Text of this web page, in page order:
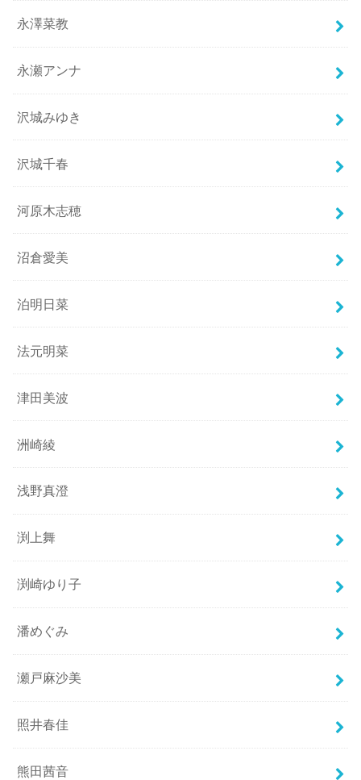
永澤菜教
永瀬アンナ
沢城みゆき
沢城千春
河原木志穂
沼倉愛美
泊明日菜
法元明菜
津田美波
洲崎綾
浅野真澄
渕上舞
渕崎ゆり子
潘めぐみ
瀬戸麻沙美
照井春佳
熊田茜音